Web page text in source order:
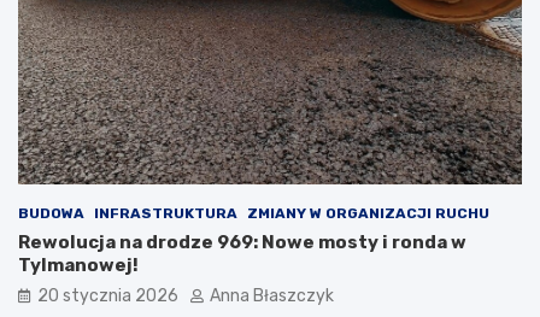
BUDOWA INFRASTRUKTURA ZMIANY W ORGANIZACJI RUCHU
Rewolucja na drodze 969: Nowe mosty i ronda w
Tylmanowej!
20 stycznia 2026 Anna Błaszczyk